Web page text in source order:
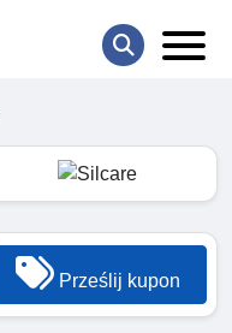
Prześlij kupon